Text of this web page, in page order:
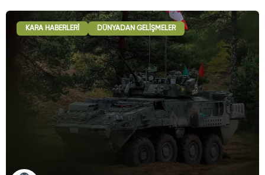
KARA HABERLERI DÜNYADAN GELIŞMELER